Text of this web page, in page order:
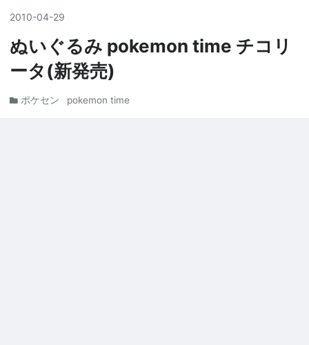
2010-04-29
ぬいぐるみ pokemon time チコリ
ータ(新発売)
ポケセン pokemon time